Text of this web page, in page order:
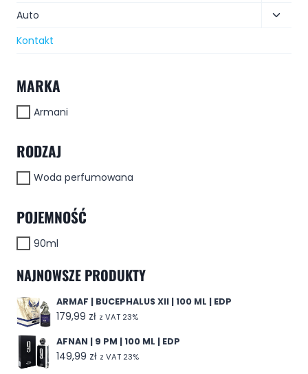
Auto
Kontakt
MARKA
Armani
RODZAJ
Woda perfumowana
POJEMNOŚĆ
90ml
NAJNOWSZE PRODUKTY
ARMAF | BUCEPHALUS XII | 100 ML | EDP
179,99 zł z VAT 23%
AFNAN | 9 PM | 100 ML | EDP
149,99 zł z VAT 23%